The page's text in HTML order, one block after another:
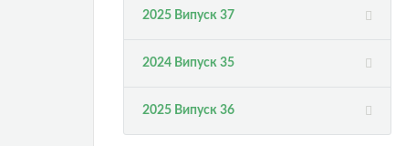
2025 Випуск 37
2024 Випуск 35
2025 Випуск 36